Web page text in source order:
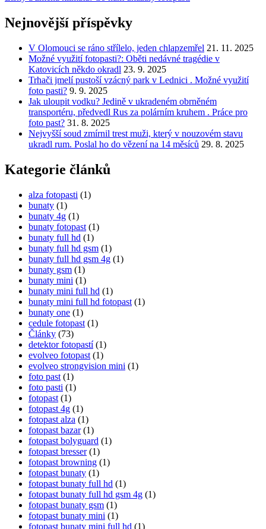
Nejnovější příspěvky
V Olomouci se ráno střílelo, jeden chlapzemřel 21. 11. 2025
Možné využití fotopasti?: Oběti nedávné tragédie v
Katovicích někdo okradl 23. 9. 2025
Trhači jmelí pustoší vzácný park v Lednici . Možné využití
foto pasti? 9. 9. 2025
Jak uloupit vodku? Jedině v ukradeném obrněném
transportéru, předvedl Rus za polárním kruhem . Práce pro
foto past? 31. 8. 2025
Nejvyšší soud zmírnil trest muži, který v nouzovém stavu
ukradl rum. Poslal ho do vězení na 14 měsíců 29. 8. 2025
Kategorie článků
alza fotopasti (1)
bunaty (1)
bunaty 4g (1)
bunaty fotopast (1)
bunaty full hd (1)
bunaty full hd gsm (1)
bunaty full hd gsm 4g (1)
bunaty gsm (1)
bunaty mini (1)
bunaty mini full hd (1)
bunaty mini full hd fotopast (1)
bunaty one (1)
cedule fotopast (1)
Články (73)
detektor fotopastí(1)
evolveo fotopast (1)
evolveo strongvision mini (1)
foto past (1)
foto pasti (1)
fotopast (1)
fotopast 4g (1)
fotopast alza (1)
fotopast bazar(1)
fotopast bolyguard (1)
fotopast bresser(1)
fotopast browning (1)
fotopast bunaty (1)
fotopast bunaty full hd (1)
fotopast bunaty full hd gsm 4g (1)
fotopast bunaty gsm (1)
fotopast bunaty mini (1)
fotopast bunaty mini full hd (1)